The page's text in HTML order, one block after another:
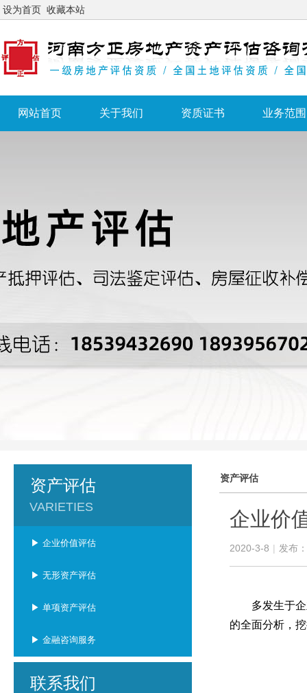
设为首页 收藏本站
网站首页 关于我们 资质证书 业务范围
资产评估
企业价
2020-3-8 | 发布：
多发生于企业
的全面分析，
资产评估
VARIETIES
▶ 企业价值评估
▶ 无形资产评估
▶ 单项资产评估
▶ 金融咨询服务
联系我们